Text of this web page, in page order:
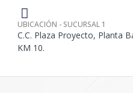
UBICACIÓN - SUCURSAL 1
C.C. Plaza Proyecto, Planta
KM 10.